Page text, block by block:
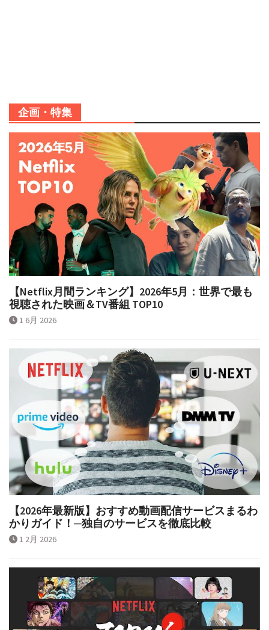
企画・特集
【Netflix月間ランキング】2026年5月：世界で最も
視聴された映画＆TV番組 TOP10
1 6月 2026
【2026年最新版】おすすめ動画配信サービスまるわ
かりガイド！─独自のサービスを徹底比較
1 2月 2026